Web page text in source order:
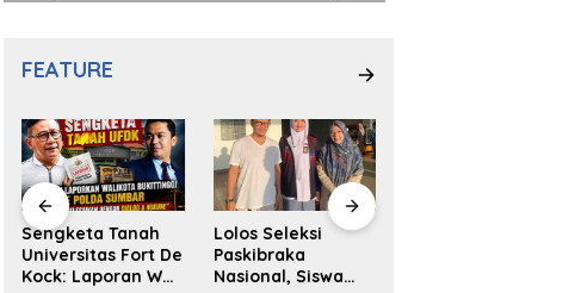
FEATURE
Sengketa Tanah
Universitas Fort De
Kock: Laporan Wali
Lolos Seleksi
Paskibraka
Nasional, Siswa